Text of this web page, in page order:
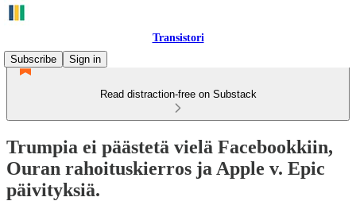
Transistori
Subscribe
Sign in
Read distraction-free on Substack
Trumpia ei päästetä vielä Facebookkiin,
Ouran rahoituskierros ja Apple v. Epic
päivityksiä.